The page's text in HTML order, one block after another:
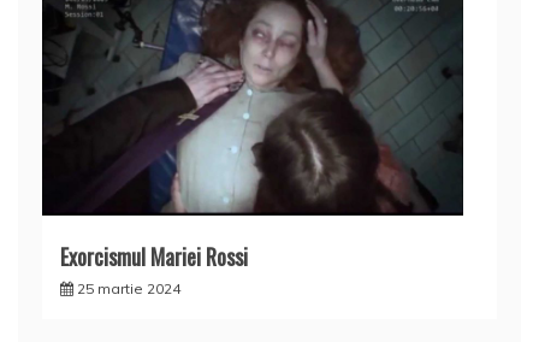
Exorcismul Mariei Rossi
25 martie 2024